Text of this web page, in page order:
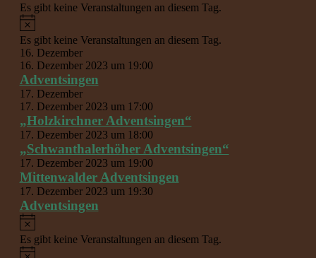
Es gibt keine Veranstaltungen an diesem Tag.
Hinweis
Es gibt keine Veranstaltungen an diesem Tag.
16. Dezember
16. Dezember 2023 um 19:00
Adventsingen
17. Dezember
17. Dezember 2023 um 17:00
„Holzkirchner Adventsingen“
17. Dezember 2023 um 18:00
„Schwanthalerhöher Adventsingen“
17. Dezember 2023 um 19:00
Mittenwalder Adventsingen
17. Dezember 2023 um 19:30
Adventsingen
Hinweis
Es gibt keine Veranstaltungen an diesem Tag.
Hinweis